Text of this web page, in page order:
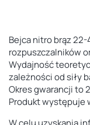
Bejca nitro brąz
rozpuszczalników
Wydajność
zależności od siły
Okres gwarancji to
Produkt występuje